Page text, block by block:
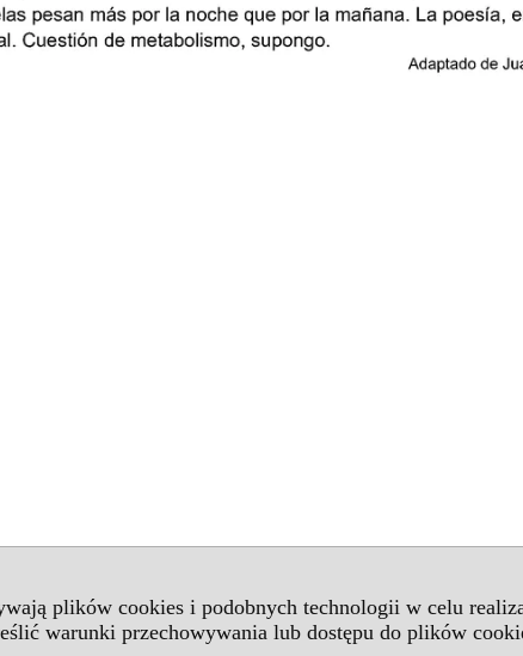
plików cookies i podobnych technologii w celu
warunki przechowywania lub dostępu do plików